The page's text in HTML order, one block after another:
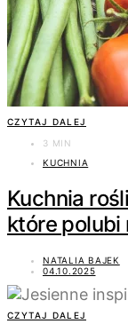
CZYTAJ DALEJ
3 MIN
KUCHNIA
Kuchnia
które polubi
NATALIA BAJEK
04.10.2025
CZYTAJ DALEJ